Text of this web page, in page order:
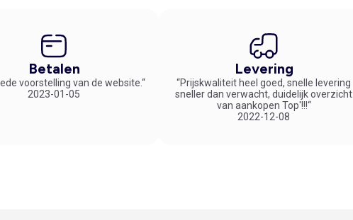
Betalen
voorstelling van de website.“
2023-01-05
Levering
“Prijskwaliteit heel goed, snelle levering
sneller dan verwacht, duidelijk overzicht
van aankopen Top'!!!“
2022-12-08